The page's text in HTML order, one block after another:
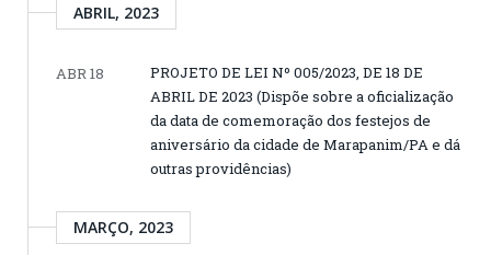
ABRIL, 2023
ABR 18
PROJETO DE LEI Nº 005/2023, DE 18 DE
ABRIL DE 2023 (Dispõe sobre a oficialização
da data de comemoração dos festejos de
aniversário da cidade de Marapanim/PA e dá
outras providências)
MARÇO, 2023